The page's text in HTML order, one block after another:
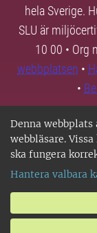
Denna
webbläsare.
ska fungera
Hantera valbara
hela Sverige.
SLU är
10 00 • Org
webbplatsen •
•